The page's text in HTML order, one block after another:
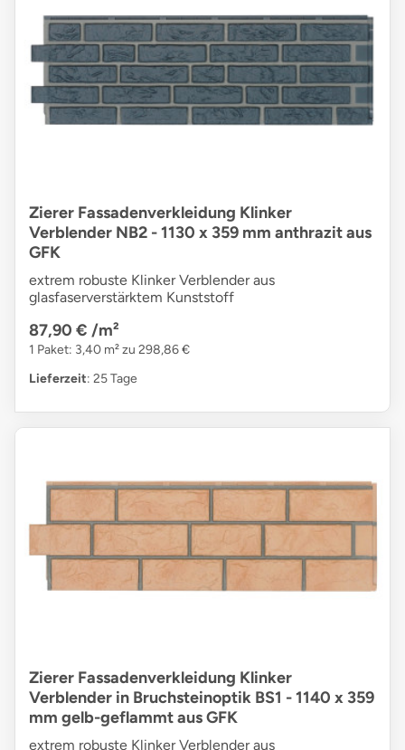
Zierer Fassadenverkleidung Klinker
Verblender NB2 - 1130 x 359 mm anthrazit aus
GFK
extrem robuste Klinker Verblender aus
glasfaserverstärktem Kunststoff
87,90 € /m²
1 Paket: 3,40 m² zu 298,86 €
Lieferzeit: 25 Tage
Zierer Fassadenverkleidung Klinker
Verblender in Bruchsteinoptik BS1 - 1140 x 359
mm gelb-geflammt aus GFK
extrem robuste Klinker Verblender aus